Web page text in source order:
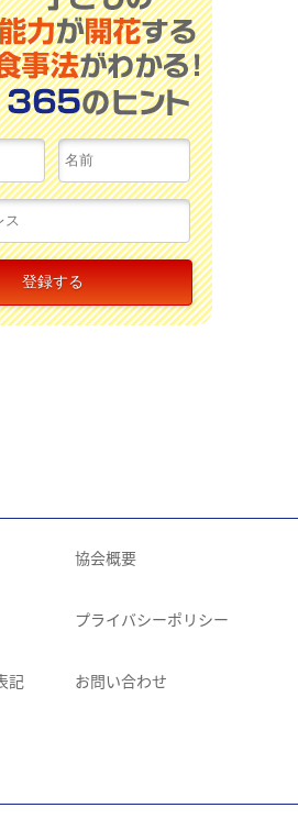
協会概要
プライバシーポリシー
記 お問い合わせ